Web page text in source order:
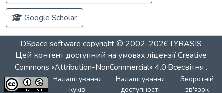
Google Scholar
DSpace software copyright © 2002-2026 LYRASIS
Цей контент доступний на умовах ліцензіїCreative
Commons «Attribution-NonCommercial» 4.0 Всесвітня .
Налаштування
куків
Налаштування
доступності
Зворотній
зв'язок